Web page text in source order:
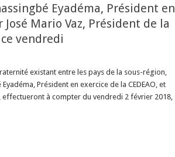
Eyadéma, Président en
Mario Vaz, Président de la
vendredi
existant entre les pays de la sous-région,
Président en exercice de la CEDEAO, et
effectueront à compter du vendredi 2 février 2018,